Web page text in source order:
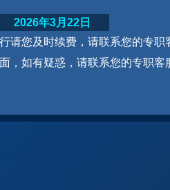
请您及时续费，请联系您的专职
，如有疑惑，请联系您的专职客
2026年3月22日